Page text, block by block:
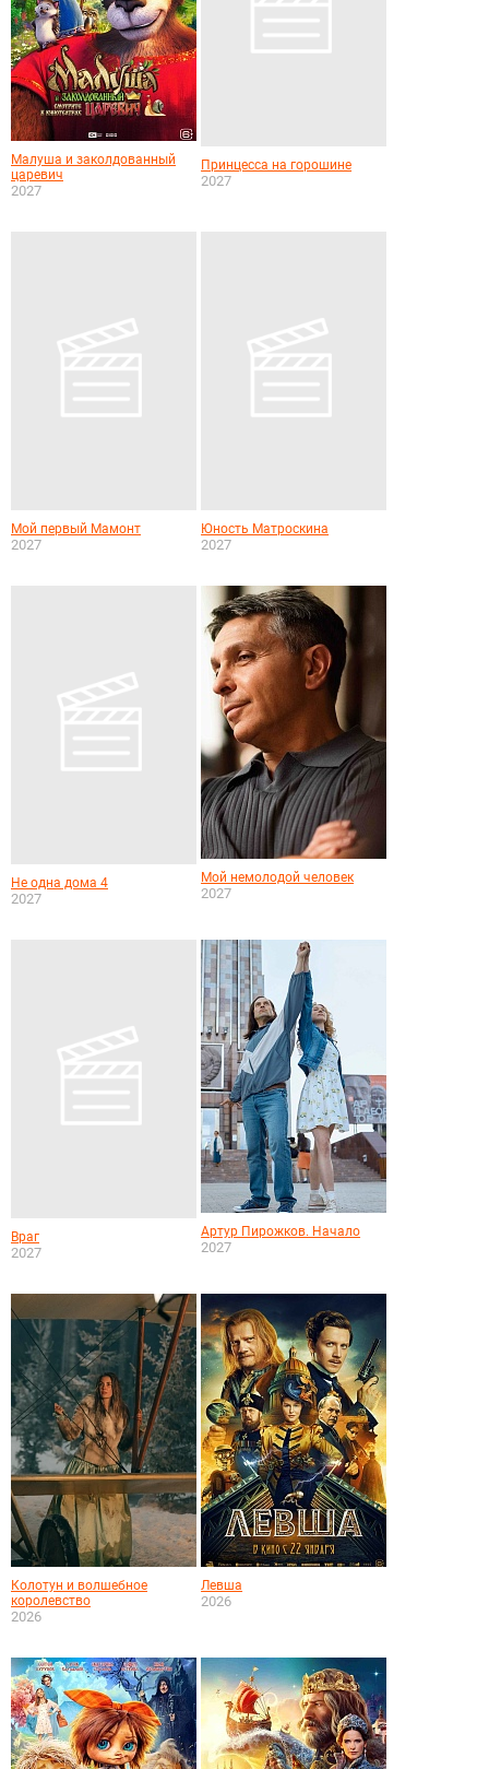
Малуша и заколдованный
царевич
2027
Принцесса на горошине
2027
Мой первый Мамонт
2027
Юность Матроскина
2027
Не одна дома 4
2027
Мой немолодой человек
2027
Враг
2027
Артур Пирожков. Начало
2027
Колотун и волшебное
королевство
2026
Левша
2026